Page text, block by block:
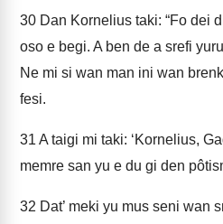
30 Dan Kornelius taki: “Fo dei
oso e begi. A ben de a srefi
Ne mi si wan man ini wan
fesi.
31 A taigi mi taki: ‘Kornelius,
memre san yu e du gi den
32 Dat’ meki yu mus seni wan